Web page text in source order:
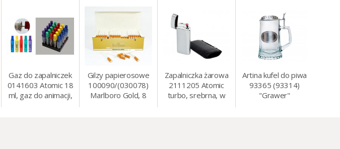
Gaz do zapalniczek
0141603 Atomic 18
ml, gaz do animacji,
Gilzy papierosowe
100090/(030078)
Marlboro Gold, 8
Zapalniczka żarowa
2111205 Atomic
turbo, srebrna, w
Artina kufel do piwa
93365 (93314)
"Grawer"